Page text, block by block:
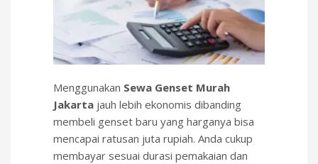
Menggunakan Sewa Genset Murah
Jakarta jauh lebih ekonomis dibanding
membeli genset baru yang harganya bisa
mencapai ratusan juta rupiah. Anda cukup
membayar sesuai durasi pemakaian dan